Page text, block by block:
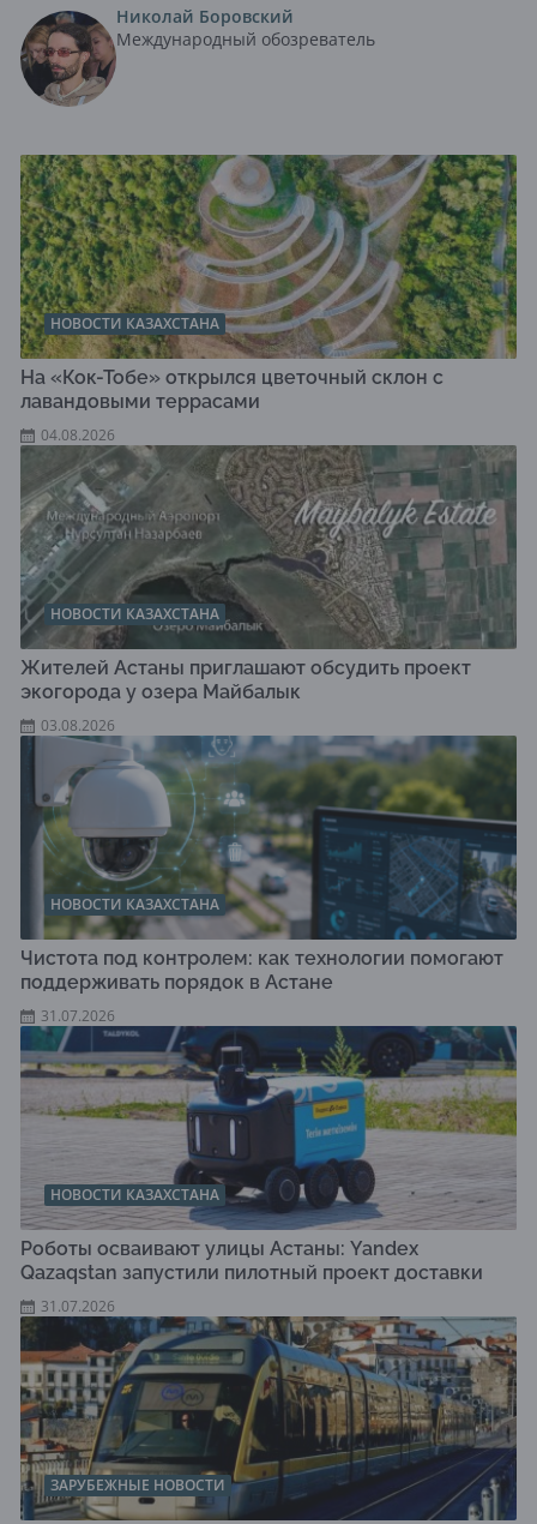
Николай Боровский
Международный обозреватель
НОВОСТИ КАЗАХСТАНА
На «Кок-Тобе» открылся цветочный склон с
лавандовыми террасами
04.08.2026
НОВОСТИ КАЗАХСТАНА
Жителей Астаны приглашают обсудить проект
экогорода у озера Майбалык
03.08.2026
НОВОСТИ КАЗАХСТАНА
Чистота под контролем: как технологии помогают
поддерживать порядок в Астане
31.07.2026
НОВОСТИ КАЗАХСТАНА
Роботы осваивают улицы Астаны: Yandex
Qazaqstan запустили пилотный проект доставки
31.07.2026
ЗАРУБЕЖНЫЕ НОВОСТИ